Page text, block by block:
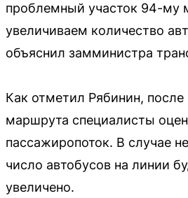
проблемный участок 94-му
увеличиваем количество
объяснил замминистра
Как отметил Рябинин, после
маршрута специалисты
пассажиропоток. В случае
число автобусов на линии
увеличено.